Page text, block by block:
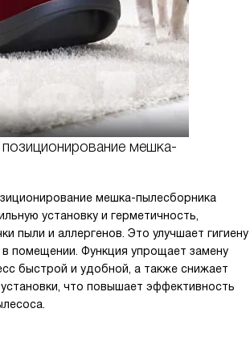
мешка-
мешка-пылесборника
установку и герметичность,
пыли и аллергенов. Это улучшает гигиену
в помещении. Функция упрощает замену
быстрой и удобной, а также снижает
что повышает эффективность